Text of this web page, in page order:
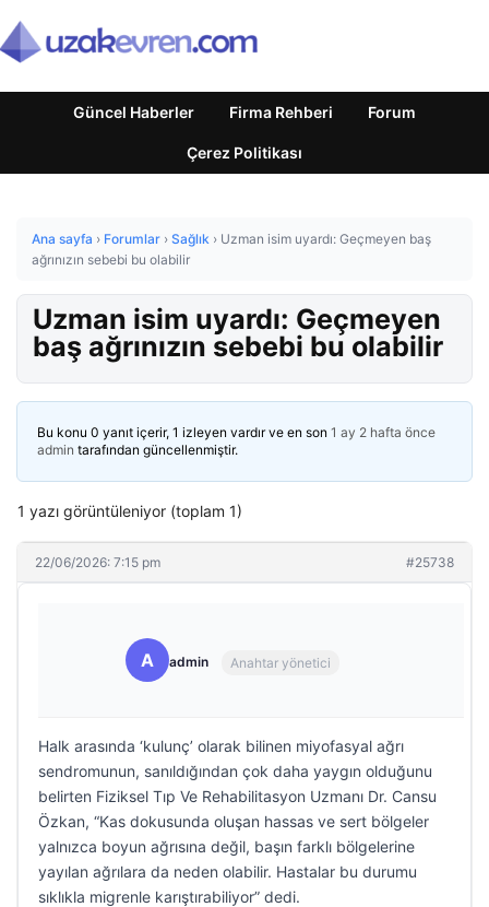
Güncel Haberler Firma Rehberi Forum
Çerez Politikası
Ana sayfa › Forumlar › Sağlık › Uzman isim uyardı: Geçmeyen baş
ağrınızın sebebi bu olabilir
Uzman isim uyardı: Geçmeyen
baş ağrınızın sebebi bu olabilir
Bu konu 0 yanıt içerir, 1 izleyen vardır ve en son 1 ay 2 hafta önce
admin tarafından güncellenmiştir.
1 yazı görüntüleniyor (toplam 1)
22/06/2026: 7:15 pm #25738
A admin Anahtar yönetici
Halk arasında ‘kulunç’ olarak bilinen miyofasyal ağrı
sendromunun, sanıldığından çok daha yaygın olduğunu
belirten Fiziksel Tıp Ve Rehabilitasyon Uzmanı Dr. Cansu
Özkan, “Kas dokusunda oluşan hassas ve sert bölgeler
yalnızca boyun ağrısına değil, başın farklı bölgelerine
yayılan ağrılara da neden olabilir. Hastalar bu durumu
sıklıkla migrenle karıştırabiliyor” dedi.